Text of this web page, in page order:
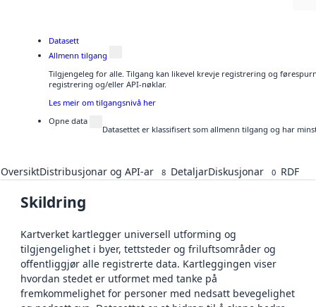
Datasett
Allmenn tilgang
Tilgjengeleg for alle. Tilgang kan likevel krevje registrering og
registrering og/eller API-nøklar.
Les meir om tilgangsnivå her
Opne data
Datasettet er klassifisert som allmenn tilgang og har
OversiktDistribusjonar og API-ar 8 DetaljarDiskusjonar 0 RDF
Skildring
Kartverket kartlegger universell utforming og
tilgjengelighet i byer, tettsteder og friluftsområder og
offentliggjør alle registrerte data. Kartleggingen viser
hvordan stedet er utformet med tanke på
fremkommelighet for personer med nedsatt bevegelighet